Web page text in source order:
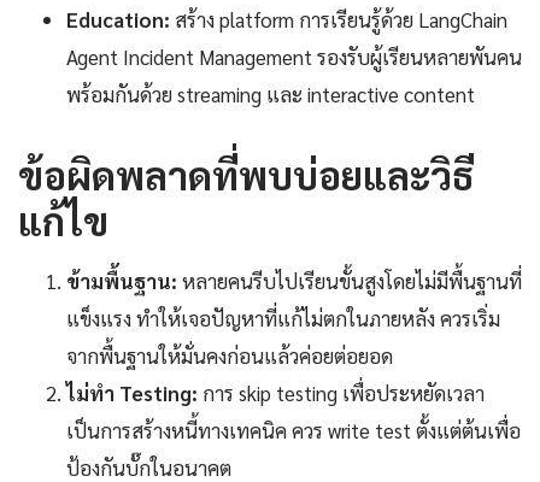
Education: สร้าง platform การเรียนรู้ด้วย LangChain
Agent Incident Management รองรับผู้เรียนหลายพันคน
พร้อมกันด้วย streaming และ interactive content
ข้อผิดพลาดที่พบบ่อยและวิธี
แก้ไข
ข้ามพื้นฐาน: หลายคนรีบไปเรียนขั้นสูงโดยไม่มีพื้นฐานที่
แข็งแรง ทำให้เจอปัญหาที่แก้ไม่ตกในภายหลัง ควรเริ่ม
จากพื้นฐานให้มั่นคงก่อนแล้วค่อยต่อยอด
ไม่ทำ Testing: การ skip testing เพื่อประหยัดเวลา
เป็นการสร้างหนี้ทางเทคนิค ควร write test ตั้งแต่ต้นเพื่อ
ป้องกันบั๊กในอนาคต